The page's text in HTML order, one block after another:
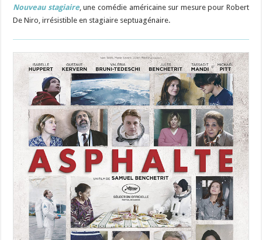
Nouveau stagiaire, une comédie américaine sur mesure pour Robert
De Niro, irrésistible en stagiaire septuagénaire.